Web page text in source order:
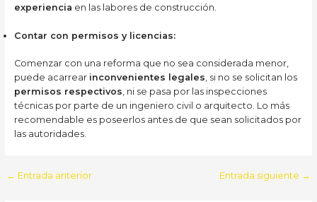
experiencia en las labores de construcción.
Contar con permisos y licencias:
Comenzar con una reforma que no sea considerada menor,
puede acarrear inconvenientes legales, si no se solicitan los
permisos respectivos, ni se pasa por las inspecciones
técnicas por parte de un ingeniero civil o arquitecto. Lo más
recomendable es poseerlos antes de que sean solicitados por
las autoridades.
Navegación
← Entrada anterior Entrada siguiente →